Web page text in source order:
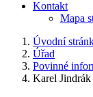
Kontakt
Mapa
Úvodní
Úřad
Povinné
Karel Jindrák